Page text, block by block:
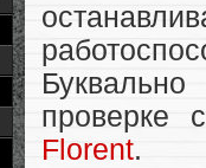
проверке
Florent.